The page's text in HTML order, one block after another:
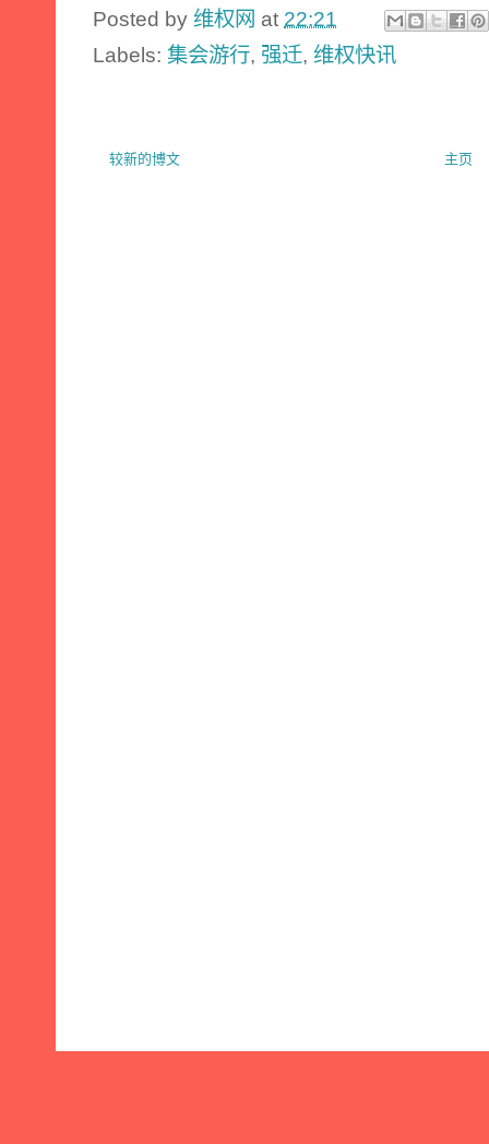
Posted by 维权网 at 22:21
Labels: 集会游行, 强迁, 维权快讯
较新的博文 主页